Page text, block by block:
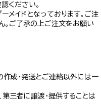
ください。
メイドとなっております。ご注
。ご了承の上ご注文をお願い
成・発送とご連絡以外には一
三者に譲渡・提供することは